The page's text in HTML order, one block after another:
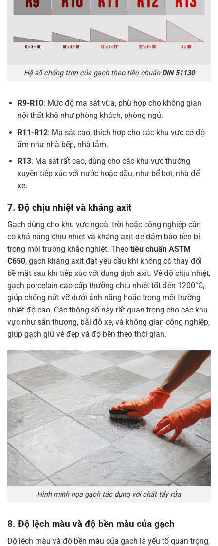
Hệ số chống trơn của gạch theo tiêu chuẩn DIN 51130
R9-R10: Mức độ ma sát vừa, phù hợp cho không gian
nội thất khô như phòng khách, phòng ngủ.
R11-R12: Ma sát cao, thích hợp cho các khu vực có độ
ẩm như nhà bếp, nhà tắm.
R13: Ma sát rất cao, dùng cho các khu vực thường
xuyên tiếp xúc với nước hoặc dầu, như bể bơi, nhà để
xe.
7. Độ chịu nhiệt và kháng axit
Gạch dùng cho khu vực ngoài trời hoặc công nghiệp cần
có khả năng chịu nhiệt và kháng axit để đảm bảo bền bỉ
trong môi trường khắc nghiệt. Theo tiêu chuẩn ASTM
C650, gạch kháng axit đạt yêu cầu khi không có thay đổi
bề mặt sau khi tiếp xúc với dung dịch axit. Về độ chịu nhiệt,
gạch porcelain cao cấp thường chịu nhiệt tốt đến 1200°C,
giúp chống nứt vỡ dưới ánh nắng hoặc trong môi trường
nhiệt độ cao. Các thông số này rất quan trọng cho các khu
vực như sân thượng, bãi đỗ xe, và không gian công nghiệp,
giúp gạch giữ vẻ đẹp và độ bền theo thời gian.
Hình minh họa gạch tác dụng với chất tẩy rửa
8. Độ lệch màu và độ bền màu của gạch
Độ lệch màu và độ bền màu của gạch là yếu tố quan trọng,